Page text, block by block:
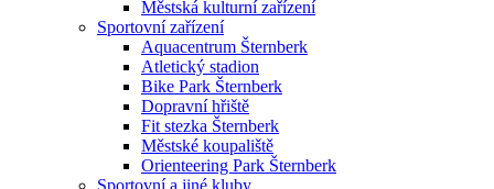
Městská kulturní zařízení
Sportovní zařízení
Aquacentrum Šternberk
Atletický stadion
Bike Park Šternberk
Dopravní hřiště
Fit stezka Šternberk
Městské koupaliště
Orienteering Park Šternberk
Sportovní a jiné kluby